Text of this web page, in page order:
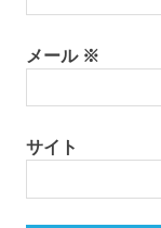
メール ※
サイト